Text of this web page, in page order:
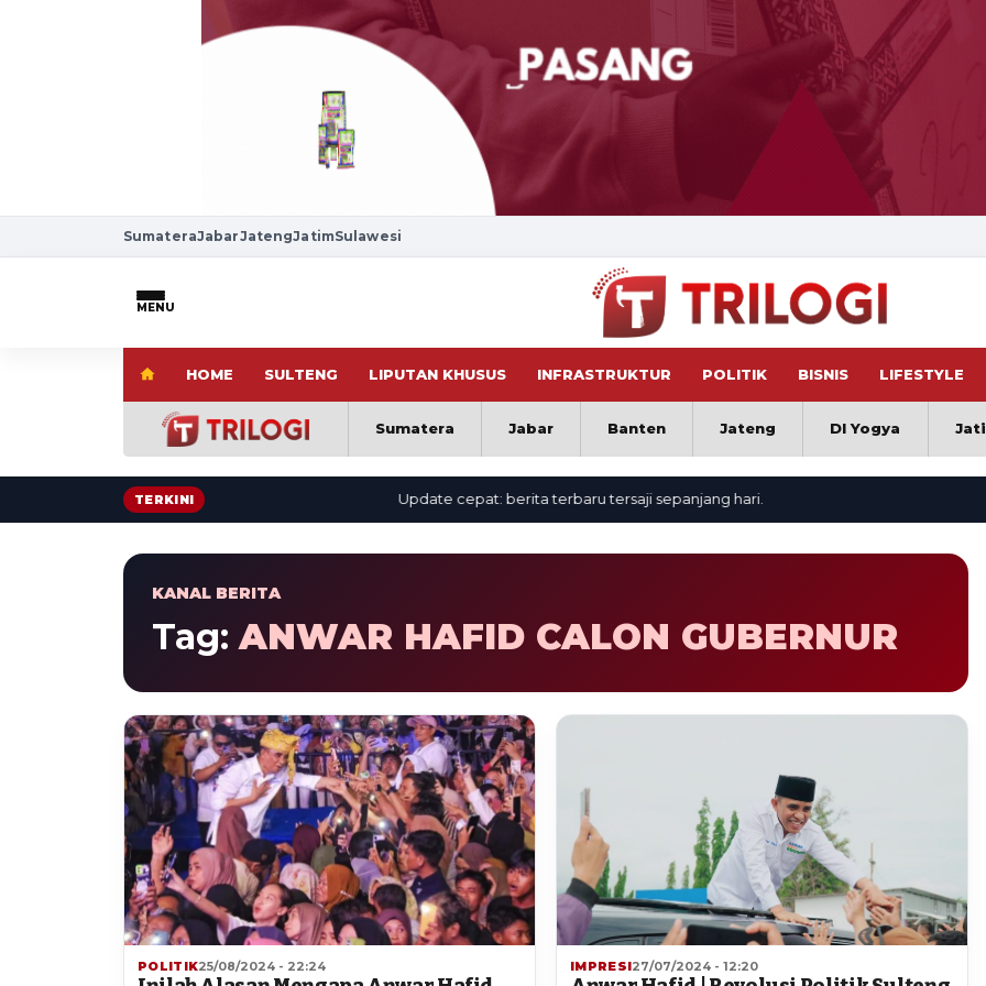
SumateraJabarJatengJatimSulawesi
MENU
HOME SULTENG LIPUTAN KHUSUS INFRASTRUKTUR POLITIK BISNIS LIFESTYLE
Sumatera Jabar Banten Jateng DI Yogya
TERKINI Update cepat: berita terbaru tersaji sepanjang hari.
KANAL BERITA
Tag: ANWAR HAFID CALON GUBERNUR
POLITIK25/08/2024 - 22:24 IMPRESI27/07/2024 - 12:20